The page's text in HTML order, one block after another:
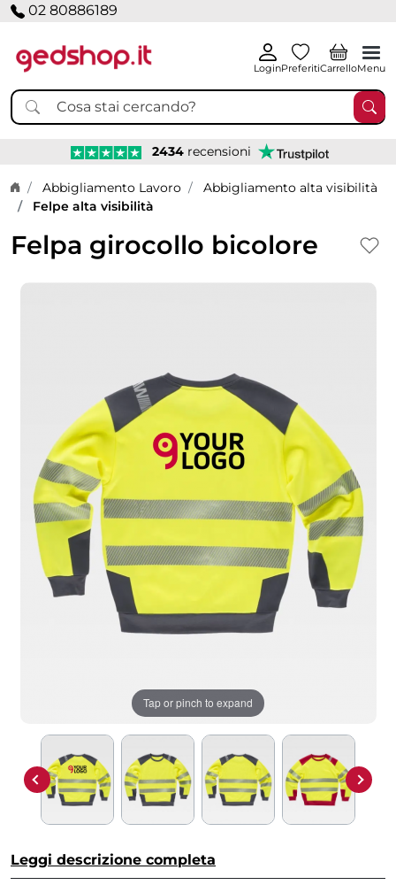
02 80886189
LoginPreferitiCarrelloMenu
2434 recensioni
Home page
Abbigliamento Lavoro
Abbigliamento alta visibilità
Felpe alta visibilità
Felpa girocollo bicolore
Tap or pinch to expand
Leggi descrizione completa